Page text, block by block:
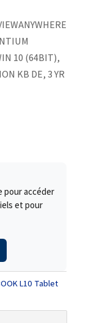
10 (64BIT),
KB DE, 3 YR
pour accéder
et pour
L10 Tablet